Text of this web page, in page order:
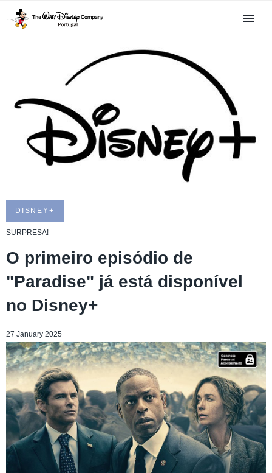
DISNEY+
SURPRESA!
O primeiro episódio de
"Paradise" já está disponível
no Disney+
27 January 2025